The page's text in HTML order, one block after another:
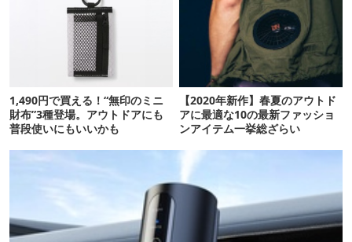
1,490円で買える！“無印のミニ
財布”3種登場。アウトドアにも
普段使いにもいいかも
【2020年新作】春夏のアウトド
アに最適な10の最新ファッショ
ンアイテム一挙総ざらい